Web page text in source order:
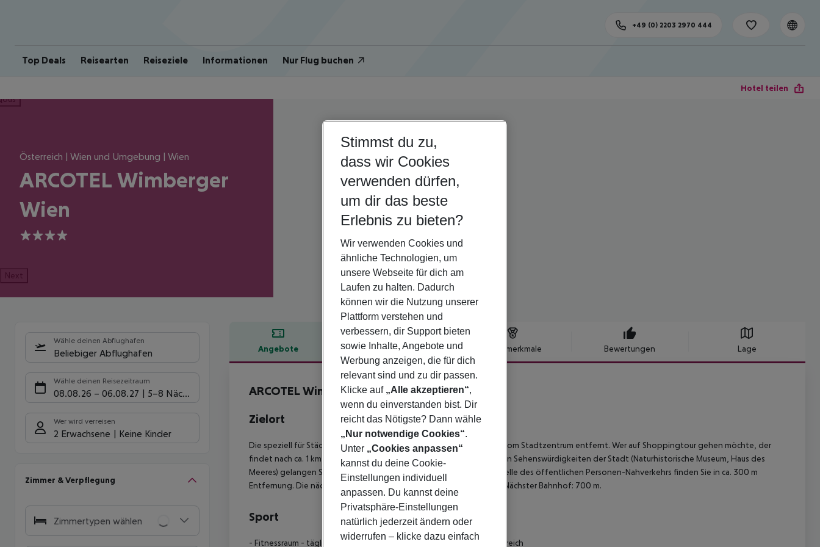
Top Deals Reisearten Reiseziele Informationen Nur Flug buchen
+49 (0) 2203 2970 444
Hotel teilen
Österreich | Wien und Umgebung | Wien
ARCOTEL Wimberger
Wien
4
Next
Wähle deinen Abflughafen
Beliebiger Abflughafen
Wähle deinen Reisezeitraum
08.08.26 – 06.08.27 5-8 Nächte
Wer wird verreisen
2 Erwachsene Keine Kinder
Zimmer & Verpflegung
Zimmertypen wählen
Angebote Hotelbeschreibung Hotelmerkmale Bewertungen Lage
Hotelbeschreibung
ARCOTEL Wimberger Wien
4
Zielort
Die speziell für Städtereisende ideale Unterkunft liegt etwa 5,6 km vom Stadtzentrum entfernt. Wer auf Shoppingtour gehen möchte, der
findet nach ca. 1 km die nächsten Einkaufsmöglichkeiten. Zu beliebten Sehenswürdigkeiten der Stadt (Naturhistorische Museum, Haus des
Meeres) gelangen Sie nach rund 2,6 km. Die nächstgelegene Haltestelle des öffentlichen Personen-Nahverkehrs finden Sie in ca. 300 m
Entfernung. Die nächste U-Bahn-Haltestelle liegt direkt beim Haus. Nächster Bahnhof: 700 m.
Sport
- Fitnessraum - täglich geöffnet von 06:30 - 24:00 Uhr- Wellnessbereich
Stimmst du zu,
dass wir Cookies
verwenden dürfen,
um dir das beste
Erlebnis zu bieten?
Wir verwenden Cookies und
ähnliche Technologien, um
unsere Webseite für dich am
Laufen zu halten. Dadurch
können wir die Nutzung unserer
Plattform verstehen und
verbessern, dir Support bieten
sowie Inhalte, Angebote und
Werbung anzeigen, die für dich
relevant sind und zu dir passen.
Klicke auf „Alle akzeptieren“,
wenn du einverstanden bist. Dir
reicht das Nötigste? Dann wähle
„Nur notwendige Cookies“.
Unter „Cookies anpassen“
kannst du deine Cookie-
Einstellungen individuell
anpassen. Du kannst deine
Privatsphäre-Einstellungen
natürlich jederzeit ändern oder
widerrufen – klicke dazu einfach